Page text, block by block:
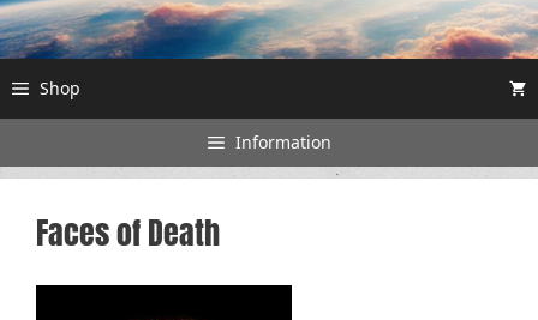
Shop
Information
Faces of Death